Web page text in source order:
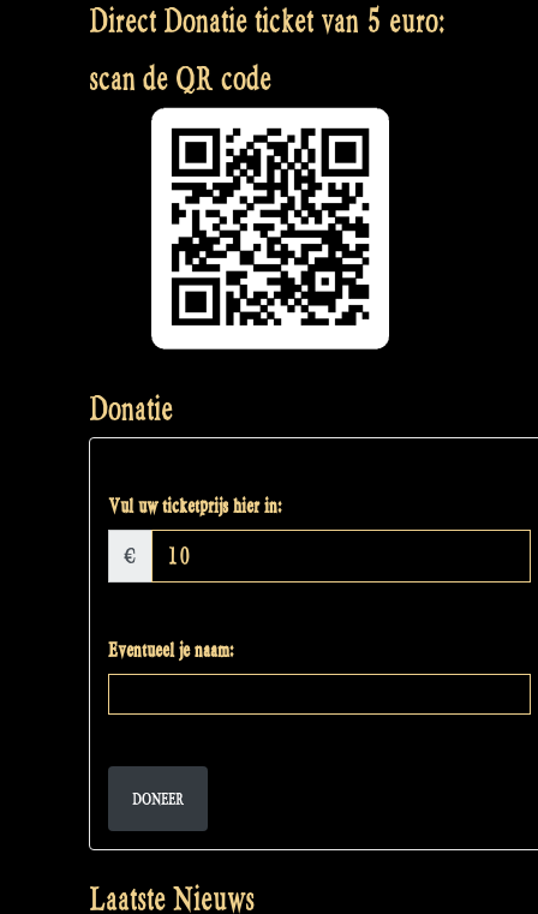
Direct Donatie ticket van 5 euro:
scan de QR code
Donatie
Vul uw ticketprijs hier in:
€
Eventueel je naam:
DONEER
Laatste Nieuws